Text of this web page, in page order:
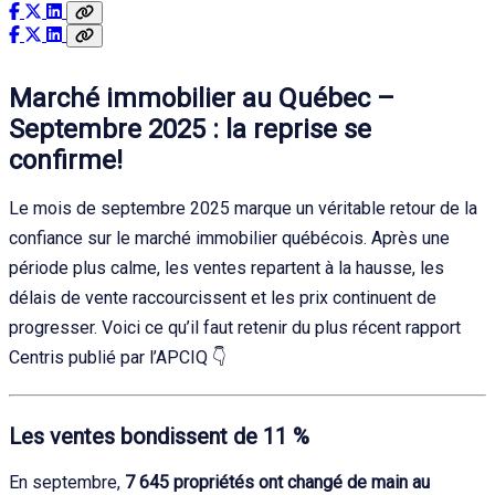
Marché immobilier au Québec –
Septembre 2025 : la reprise se
confirme!
Le mois de septembre 2025 marque un véritable retour de la
confiance sur le marché immobilier québécois. Après une
période plus calme, les ventes repartent à la hausse, les
délais de vente raccourcissent et les prix continuent de
progresser. Voici ce qu’il faut retenir du plus récent rapport
Centris publié par l’APCIQ 👇
Les ventes bondissent de 11 %
En septembre, 7 645 propriétés ont changé de main au